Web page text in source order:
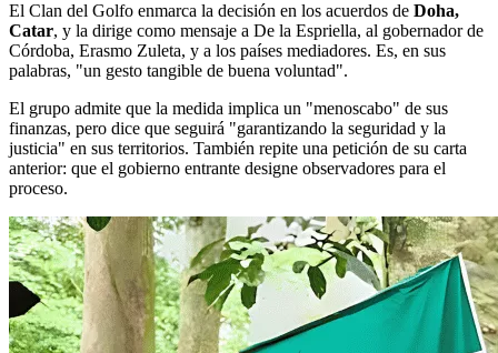
El Clan del Golfo enmarca la decisión en los acuerdos de Doha,
Catar, y la dirige como mensaje a De la Espriella, al gobernador de
Córdoba, Erasmo Zuleta, y a los países mediadores. Es, en sus
palabras, "un gesto tangible de buena voluntad".
El grupo admite que la medida implica un "menoscabo" de sus
finanzas, pero dice que seguirá "garantizando la seguridad y la
justicia" en sus territorios. También repite una petición de su carta
anterior: que el gobierno entrante designe observadores para el
proceso.